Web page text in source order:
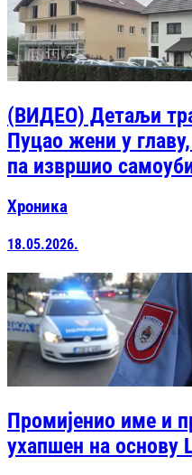
(ВИДЕО) Детаљи
Пуцао жени у
па извршио
Хроника
18.05.2026.
Промијенио име и
ухапшен на основу